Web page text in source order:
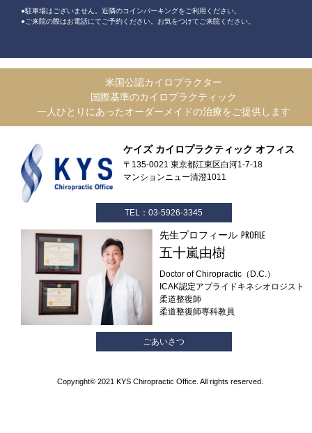
●駐車場はございません。近隣のコインパーキングをご利用ください。
●ご来院の際はお電話にてご予約ください。お気をつけてご来院ください。
米国公認カイロプラクター
国際基準のカイロプラクティック
一人ひとりにあったオーダーメイドの治療をご提供します
ケイズ カイロプラクティック オフィス
〒135-0021 東京都江東区白河1-7-18
マンションニュー清澄1011
TEL：03-5926-3345
先生プロフィール PROFILE
五十嵐由樹
Doctor of Chiropractic（D.C.）
ICAK認定アプライドキネシオロジスト
柔道整復師
柔道整復師専科教員
ごあいさつ
Copyright© 2021 KYS Chiropractic Office. All rights reserved.